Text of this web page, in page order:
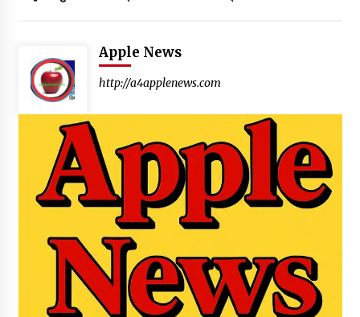
Apple News
http://a4applenews.com